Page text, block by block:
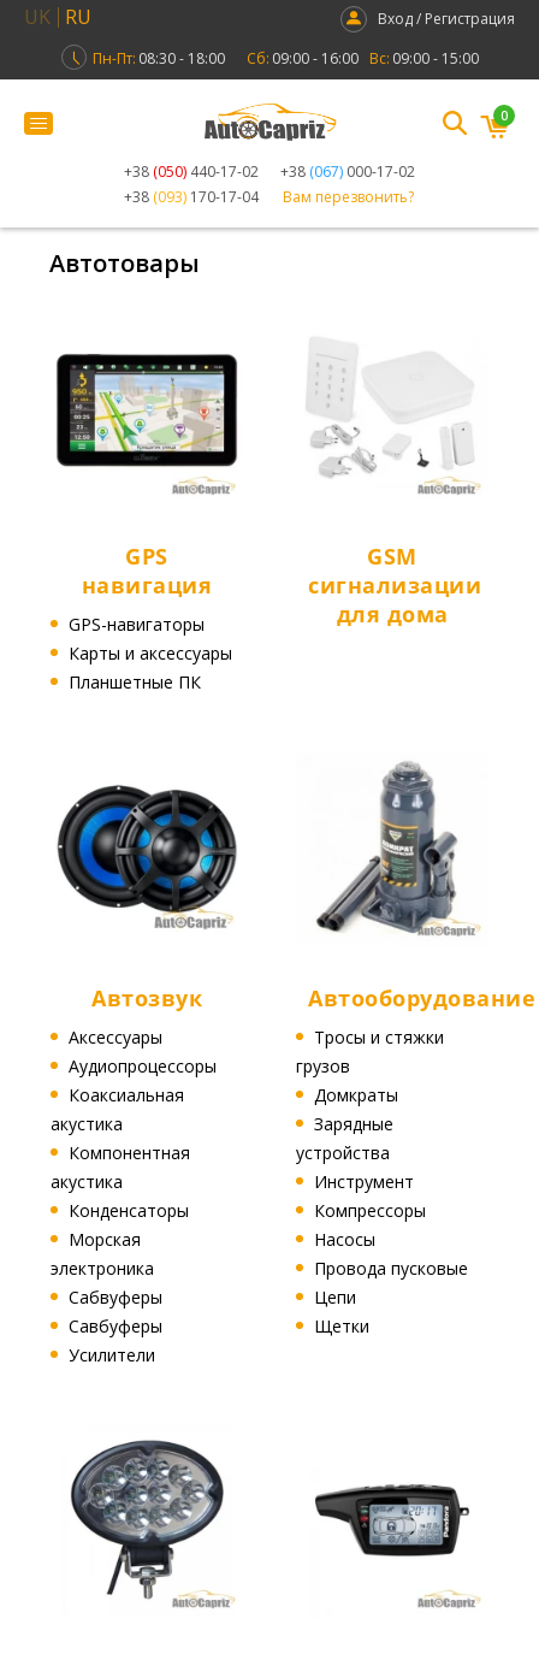
UK RU
Вход / Регистрация
Пн-Пт: 08:30 - 18:00 Сб: 09:00 - 16:00 Вс: 09:00 - 15:00
+38 (050) 440-17-02 +38 (067) 000-17-02
+38 (093) 170-17-04 Вам перезвонить?
0
Автотовары
GPS
навигация
GPS-навигаторы
Карты и аксессуары
Планшетные ПК
GSM
сигнализации
для дома
Автозвук
Аксессуары
Аудиопроцессоры
Коаксиальная
акустика
Компонентная
акустика
Конденсаторы
Морская
электроника
Сабвуферы
Савбуферы
Усилители
Автооборудование
Тросы и стяжки
грузов
Домкраты
Зарядные
устройства
Инструмент
Компрессоры
Насосы
Провода пусковые
Цепи
Щетки